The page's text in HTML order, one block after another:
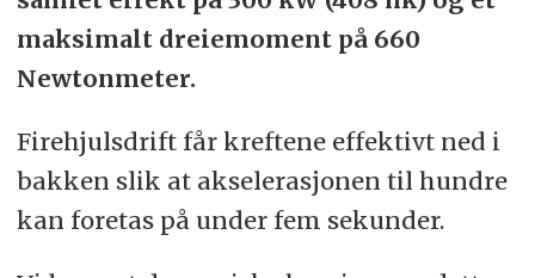
maksimalt dreiemoment på 660
Newtonmeter.
Firehjulsdrift får kreftene effektivt ned i
bakken slik at akselerasjonen til hundre
kan foretas på under fem sekunder.